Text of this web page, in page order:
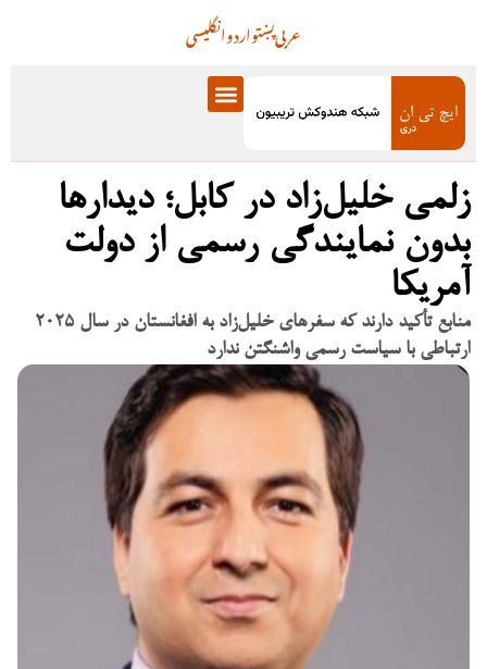
انگلیسیاردوپښتوعربی
زلمی خلیل‌زاد در کابل؛ دیدارها
بدون نمایندگی رسمی از دولت
آمریکا
منابع تأکید دارند که سفرهای خلیل‌زاد به افغانستان در سال ۲۰۲۵
ارتباطی با سیاست رسمی واشنگتن ندارد